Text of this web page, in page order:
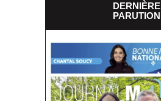
DERNIÈRE
PARUTION